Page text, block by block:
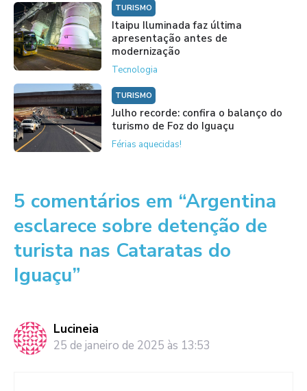
TURISMO
Itaipu Iluminada faz última
apresentação antes de
modernização
Tecnologia
TURISMO
Julho recorde: confira o balanço do
turismo de Foz do Iguaçu
Férias aquecidas!
5 comentários em “Argentina
esclarece sobre detenção de
turista nas Cataratas do
Iguaçu”
Lucineia
25 de janeiro de 2025 às 13:53